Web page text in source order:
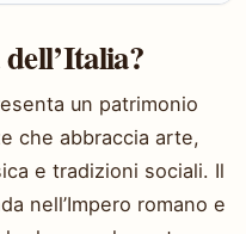
un patrimonio
che abbraccia arte,
e tradizioni sociali. Il
nell’Impero romano e